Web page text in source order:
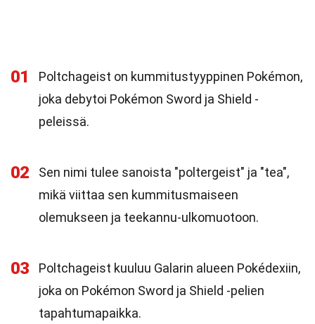
01
Poltchageist on kummitustyyppinen Pokémon,
joka debytoi Pokémon Sword ja Shield -
peleissä.
02
Sen nimi tulee sanoista "poltergeist" ja "tea",
mikä viittaa sen kummitusmaiseen
olemukseen ja teekannu-ulkomuotoon.
03
Poltchageist kuuluu Galarin alueen Pokédexiin,
joka on Pokémon Sword ja Shield -pelien
tapahtumapaikka.